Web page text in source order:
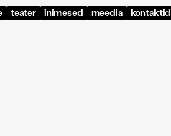
teater inimesed meedia kontaktid